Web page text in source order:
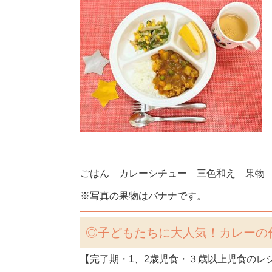
ごはん カレーシチュー 三色和え 果物
※写真の果物はバナナです。
◎子どもたちに大人気！カレーの
【完了期・1、2歳児食・３歳以上児食のレ